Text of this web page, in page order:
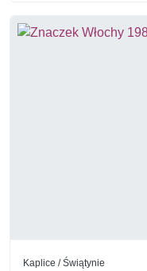
Kaplice / Świątynie